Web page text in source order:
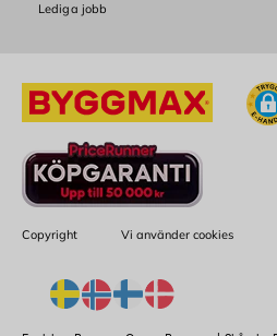
Lediga jobb
Copyright Vi använder cookies